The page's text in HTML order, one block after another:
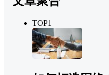
TOP1